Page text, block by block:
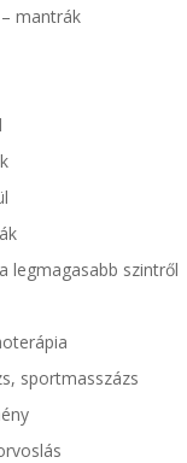
mantrák
legmagasabb szintről
sportmasszázs